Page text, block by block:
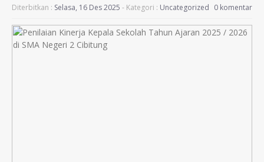
Diterbitkan : Selasa, 16 Des 2025 - Kategori : Uncategorized 0 komentar